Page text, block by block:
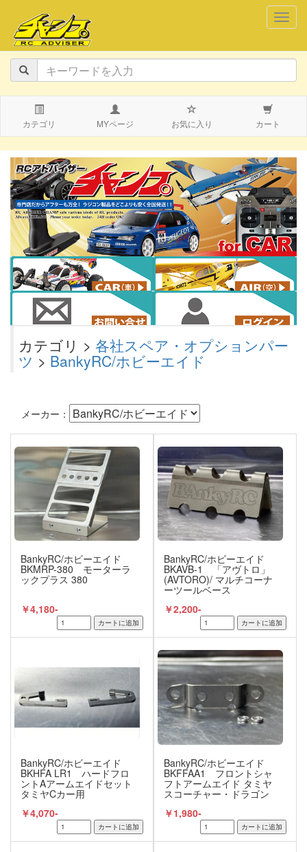
カテゴリ MYページ お気に入り カート
カテゴリ > 各社スペア・オプションパー
ツ > BankyRC/ホビーエイド
メーカー：
BankyRC/ホビーエイド
BKMRP-380 モーターラ
ックプラス 380
￥4,180-
BankyRC/ホビーエイド
BKAVB-1 「アヴトロ」
(AVTORO)/ マルチコーナ
ーツールベース
￥2,200-
BankyRC/ホビーエイド
BKHFA LR1 ハードフロ
ントAアームエイドセット
タミヤCカー用
￥4,070-
BankyRC/ホビーエイド
BKFFAA1 フロントシャ
フトアームエイド タミヤ
スコーチャー・ドラゴン
￥1,980-